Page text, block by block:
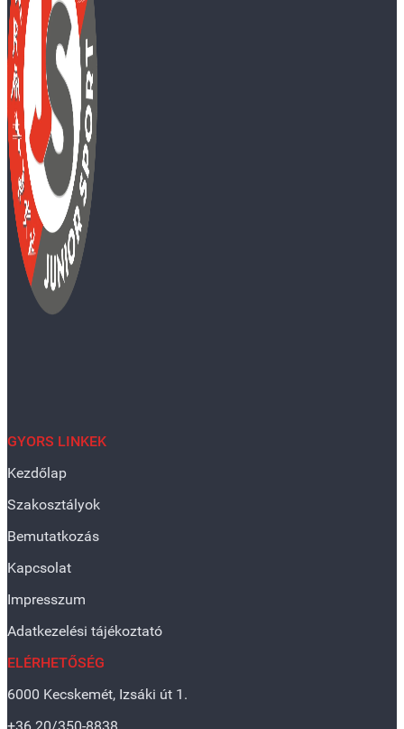
GYORS LINKEK
Kezdőlap
Szakosztályok
Bemutatkozás
Kapcsolat
Impresszum
Adatkezelési tájékoztató
ELÉRHETŐSÉG
6000 Kecskemét, Izsáki út 1.